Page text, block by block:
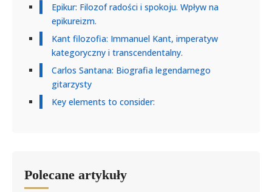
Epikur: Filozof radości i spokoju. Wpływ na
epikureizm.
Kant filozofia: Immanuel Kant, imperatyw
kategoryczny i transcendentalny.
Carlos Santana: Biografia legendarnego
gitarzysty
Key elements to consider:
Polecane artykuły